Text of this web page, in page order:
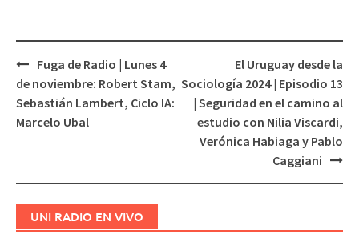
Navegación
de
entradas
Fuga de Radio | Lunes 4
de noviembre: Robert Stam,
Sebastián Lambert, Ciclo IA:
Marcelo Ubal
El Uruguay desde la
Sociología 2024 | Episodio 13
| Seguridad en el camino al
estudio con Nilia Viscardi,
Verónica Habiaga y Pablo
Caggiani
UNI RADIO EN VIVO